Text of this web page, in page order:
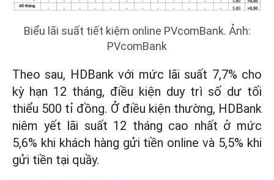
Biểu lãi suất tiết kiệm online PVcomBank. Ảnh:
PVcomBank
Theo sau, HDBank với mức lãi suất 7,7% cho
kỳ hạn 12 tháng, điều kiện duy trì số dư tối
thiểu 500 tỉ đồng. Ở điều kiện thường, HDBank
niêm yết lãi suất 12 tháng cao nhất ở mức
5,6% khi khách hàng gửi tiền online và 5,5% khi
gửi tiền tại quầy.